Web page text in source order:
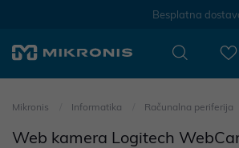
Besplatna
Mikronis Informatika Računalna periferija
Web kamera Logitech